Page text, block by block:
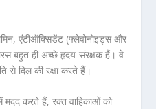
एंटीऑक्सिडेंट (फ्लेवोनोइड्स और
बहुत ही अच्छे हृदय-संरक्षक हैं। वे
से दिल की रक्षा करते हैं।
मदद करते हैं, रक्त वाहिकाओं को